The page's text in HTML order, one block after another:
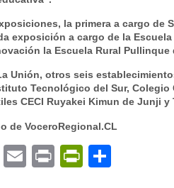
la primera a cargo de
exposición a cargo de la
la Escuela Rural Pullinque
Unión, otros seis
Tecnológico del Sur, Colegio
CECI Ruyakei Kimun de Junji y
de VoceroRegional.CL
G
E
P
P